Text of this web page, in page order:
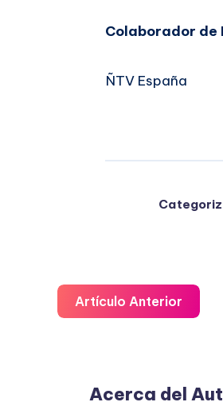
Colaborador de
ÑTV España
Artículo Anterior
Acerca del